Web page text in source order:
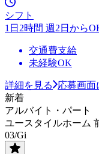
シフト
1日2時間 週2日から
交通費支給
未経験OK
詳細を見る
応募画面
新着
アルバイト・パート
ユースタイルホーム
03/Gi